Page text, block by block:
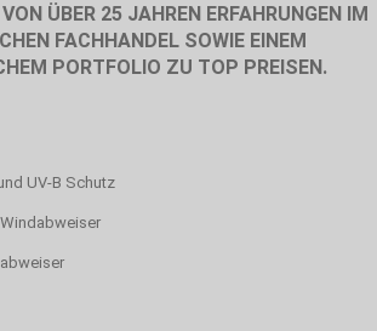
ÜBER 25 JAHREN ERFAHRUNGEN IM
FACHHANDEL SOWIE EINEM
PORTFOLIO ZU TOP PREISEN.
UV-B Schutz